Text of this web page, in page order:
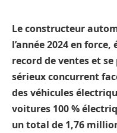
Le constructeur
l’année 2024 en
record de ventes et
sérieux concurrent
des véhicules
voitures 100 %
un total de 1,76